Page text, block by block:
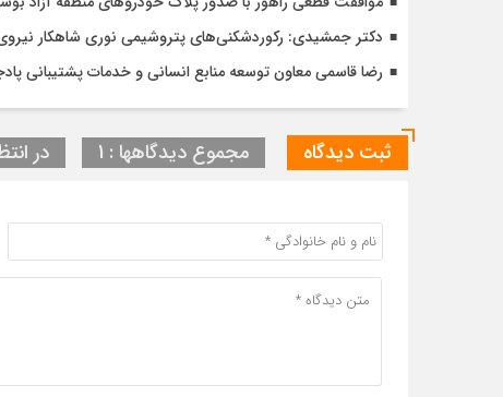
دکتر جمشیدی: رکوردشکنی‌های پتروشیمی نوری شاهکار
رضا قاسمی معاون توسعه منابع انسانی و خدمات پشتیبانی
ثبت دیدگاه مجموع دیدگاهها : 1 در